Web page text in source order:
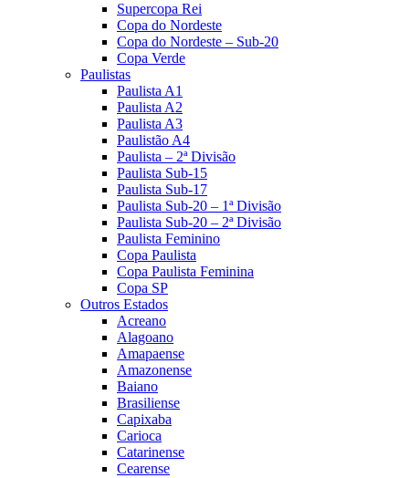
Supercopa Rei
Copa do Nordeste
Copa do Nordeste – Sub-20
Copa Verde
Paulistas
Paulista A1
Paulista A2
Paulista A3
Paulistão A4
Paulista – 2ª Divisão
Paulista Sub-15
Paulista Sub-17
Paulista Sub-20 – 1ª Divisão
Paulista Sub-20 – 2ª Divisão
Paulista Feminino
Copa Paulista
Copa Paulista Feminina
Copa SP
Outros Estados
Acreano
Alagoano
Amapaense
Amazonense
Baiano
Brasiliense
Capixaba
Carioca
Catarinense
Cearense